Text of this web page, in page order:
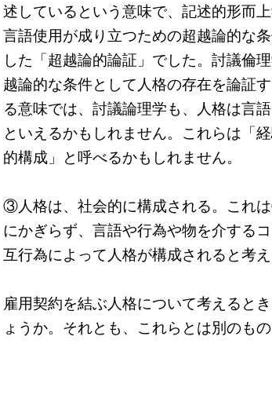
述しているという意味で、記述的形而
言語使用が成り立つための超越論的な
した「超越論的論証」でした。討議倫
越論的な条件として人格の存在を論証
る意味では、討議論理学も、人格は言
といえるかもしれません。これらは「
的構成」と呼べるかもしれません。
③人格は、社会的に構成される。これ
にかぎらず、言語や行為や物を介する
互行為によって人格が構成されると考
雇用契約を結ぶ人格について考える
ょうか。それとも、これらとは別のも